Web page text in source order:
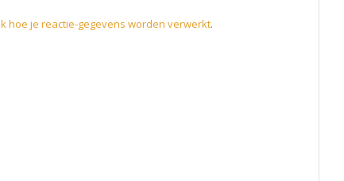
hoe je reactie-gegevens worden verwerkt.